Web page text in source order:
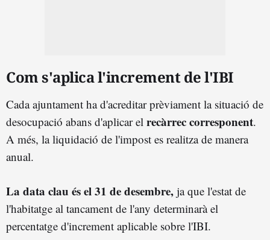
Com s'aplica l'increment de l'IBI
Cada ajuntament ha d'acreditar prèviament la situació de
desocupació abans d'aplicar el recàrrec corresponent.
A més, la liquidació de l'impost es realitza de manera
anual.
La data clau és el 31 de desembre, ja que l'estat de
l'habitatge al tancament de l'any determinarà el
percentatge d'increment aplicable sobre l'IBI.